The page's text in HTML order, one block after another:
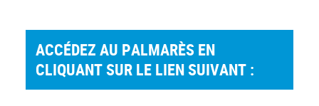
ACCÉDEZ AU PALMARÈS EN
CLIQUANT SUR LE LIEN SUIVANT :